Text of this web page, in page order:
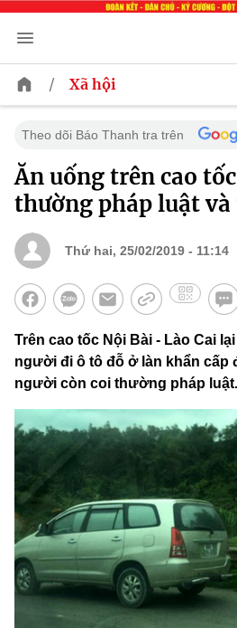
/ Xã hội
Theo dõi Báo Thanh tra trên
Ăn uống trên cao
thường pháp luật và
Thứ hai, 25/02/2019 - 11:14
Trên cao tốc Nội Bài - Lào Cai
người đi ô tô đỗ ở làn khẩn cấp
người còn coi thường pháp